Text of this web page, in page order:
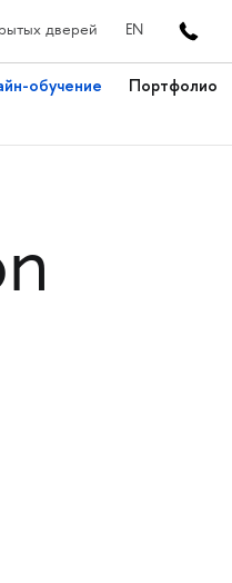
дверей EN
обучение Портфолио